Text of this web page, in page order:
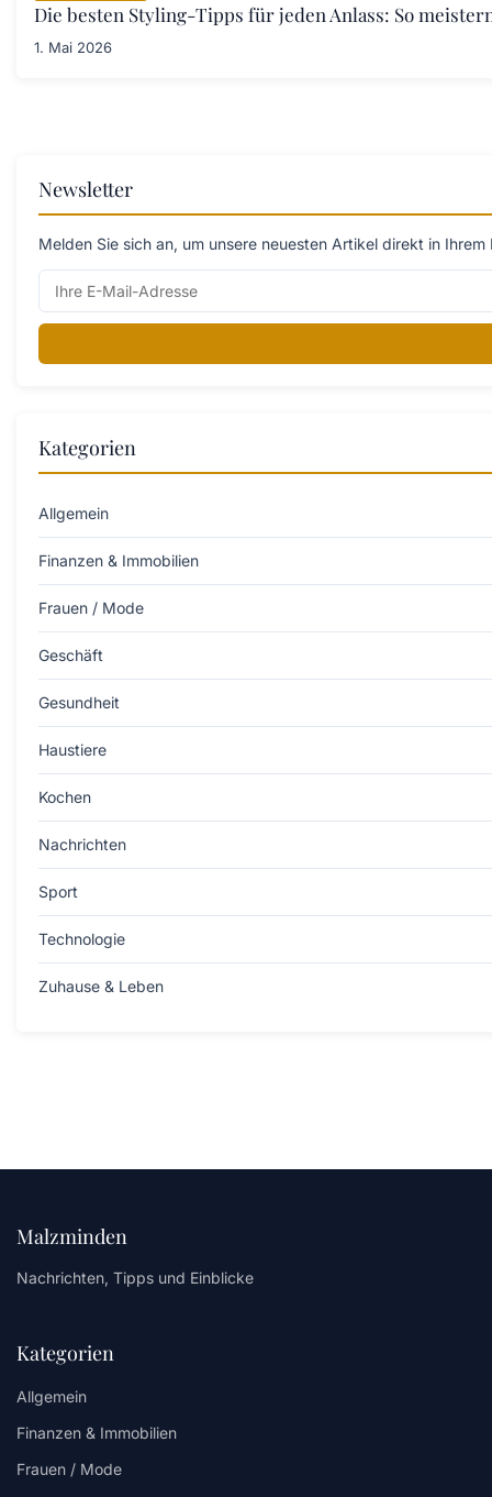
Die besten Styling-Tipps für jeden Anlass: So
1. Mai 2026
Newsletter
Melden Sie sich an, um unsere neuesten Artikel direkt in
Kategorien
Allgemein
Finanzen & Immobilien
Frauen / Mode
Geschäft
Gesundheit
Haustiere
Kochen
Nachrichten
Sport
Technologie
Zuhause & Leben
Malzminden
Nachrichten, Tipps und Einblicke
Kategorien
Allgemein
Finanzen & Immobilien
Frauen / Mode